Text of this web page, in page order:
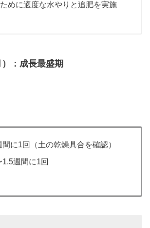
めに適度な水やりと追肥を実施
：成長最盛期
間に1回（土の乾燥具合を確認）
週間に1回